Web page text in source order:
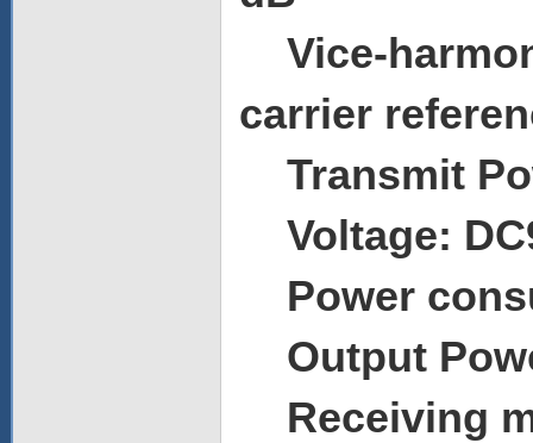
Vice-
carrier
Transmit
Voltage:
Power
Output
Receiving